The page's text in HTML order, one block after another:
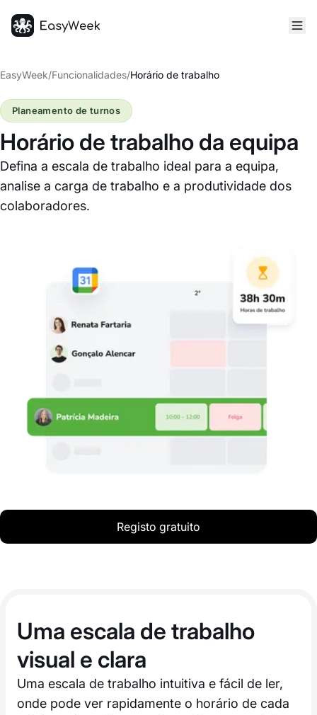
EasyWeek/Funcionalidades/Horário de trabalho
Horário de trabalho da equipa
Defina a escala de trabalho ideal para a equipa,
analise a carga de trabalho e a produtividade dos
colaboradores.
Planeamento de turnos
Registo gratuito
Uma escala de trabalho
visual e clara
Uma escala de trabalho intuitiva e fácil de ler,
onde pode ver rapidamente o horário de cada